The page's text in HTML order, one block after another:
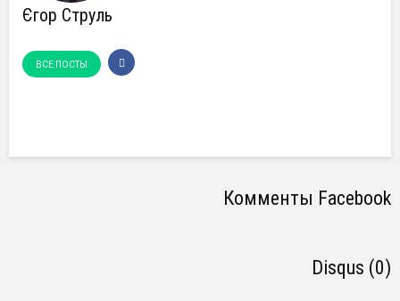
Єгор Струль
ВСЕ ПОСТЫ
Комменты Facebook
Disqus (0)